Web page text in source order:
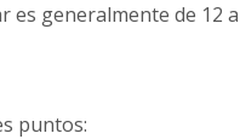
es generalmente de 12
puntos: